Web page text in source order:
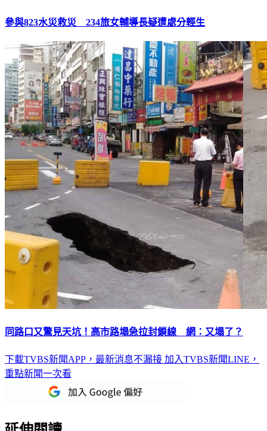
參與823水災救災 234旅女輔導長疑遭處分輕生
同路口又驚見天坑！高市路塌急拉封鎖線 網：又塌了？
下載TVBS新聞APP，最新消息不漏接 加入TVBS新聞LINE，
重點新聞一次看